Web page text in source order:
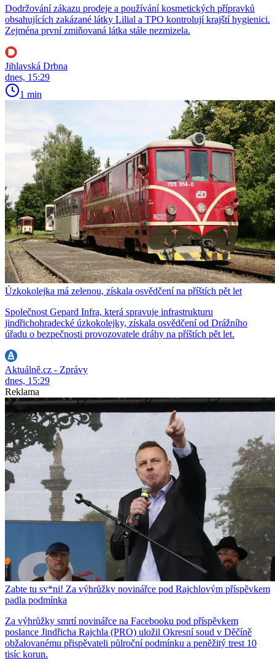
Dodržování zákazu prodeje a používání kosmetických přípravků
obsahujících zakázané látky Lilial a TPO kontrolují krajští hygienici.
Zejména první zmiňovaná látka stále nezmizela.
Jihlavská Drbna
dnes, 15:29
1 min
Úzkokolejka má zelenou, získala osvědčení na příštích pět let
Společnost Gepard Infra, která spravuje infrastrukturu
jindřichohradecké úzkokolejky, získala osvědčení od Drážního
úřadu o bezpečnosti provozovatele dráhy na příštích pět let.
Aktuálně.cz - Zprávy
dnes, 15:29
Reklama
Zabte tu sv*ni! Za výhrůžky novinářce pod Rajchlovým příspěvkem
padla podmínka
Za výhrůžky smrtí novinářce na Facebooku pod příspěvkem
poslance Jindřicha Rajchla (PRO) uložil Okresní soud v Děčíně
obžalovanému přispěvateli půlroční podmínku a peněžitý trest 10
tisíc korun.